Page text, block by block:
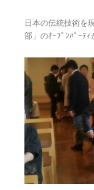
日本の伝統技術を
部」のｵｰﾌﾟﾝﾊﾟｰﾃｨ